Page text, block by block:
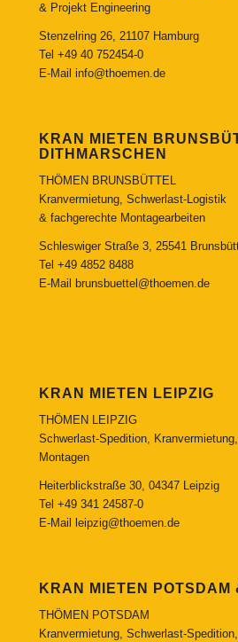
& Projekt Engineering
Stenzelring 26, 21107 Hamburg
Tel +49 40 752454-0
E-Mail info@thoemen.de
KRAN MIETEN
DITHMARSCHEN
THÖMEN BRUNSBÜTTEL
Kranvermietung, Schwerlast-Logistik
& fachgerechte Montagearbeiten
Schleswiger Straße 3, 25541
Tel +49 4852 8488
E-Mail
brunsbuettel@thoemen.de
KRAN MIETEN LEIPZIG
THÖMEN LEIPZIG
Schwerlast-Spedition,
Montagen
Heiterblickstraße 30, 04347 Leipzig
Tel +49 341 24587-0
E-Mail
leipzig@thoemen.de
KRAN MIETEN POTSDAM
THÖMEN POTSDAM
Kranvermietung, Schwerlast-